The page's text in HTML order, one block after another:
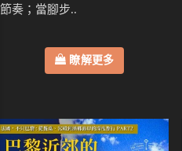
節奏；當腳步..
瞭解更多